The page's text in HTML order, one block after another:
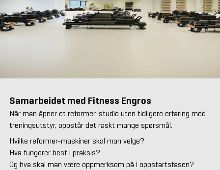
Samarbeidet med Fitness Engros
Når man åpner et reformer-studio uten tidligere erfaring med
treningsutstyr, oppstår det raskt mange spørsmål.
Hvilke reformer-maskiner skal man velge?
Hva fungerer best i praksis?
Og hva skal man være oppmerksom på i oppstartsfasen?